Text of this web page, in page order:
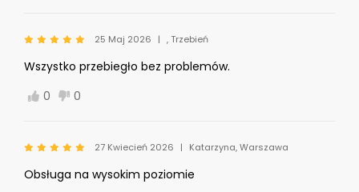
25 Maj 2026 , Trzebień
Wszystko przebiegło bez problemów.
0
0
27 Kwiecień 2026 Katarzyna, Warszawa
Obsługa na wysokim poziomie